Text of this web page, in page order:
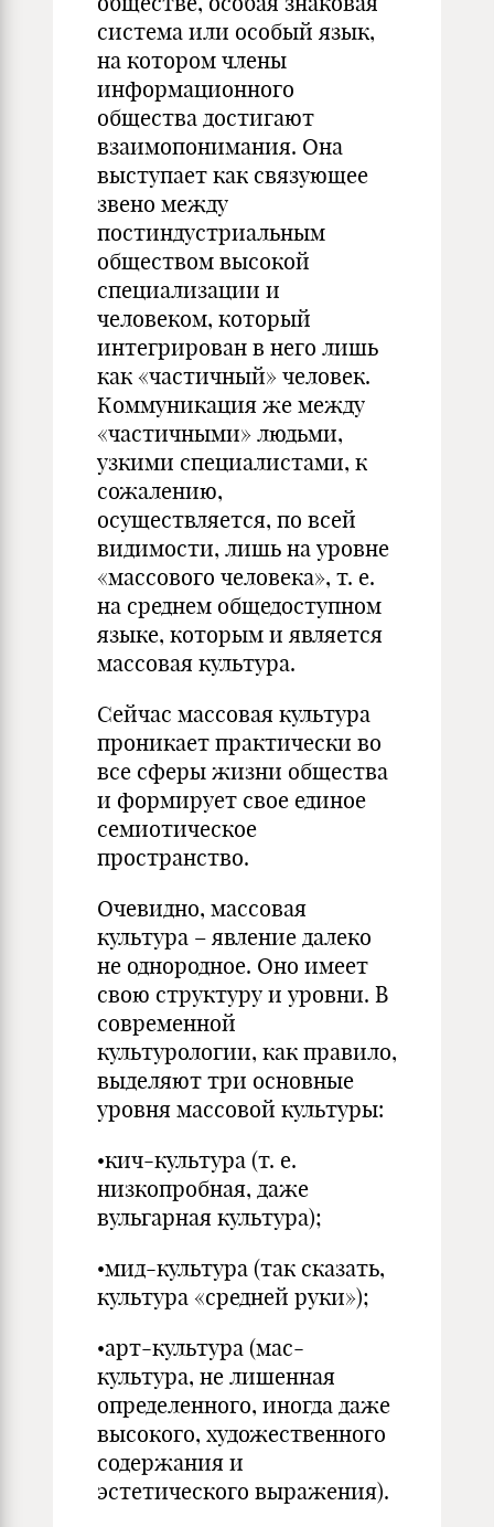
система или особый язык,
на котором члены
информационного
общества достигают
взаимопонимания. Она
выступает как связующее
звено между
постиндустриальным
обществом высокой
специализации и
человеком, который
интегрирован в него лишь
как «частичный» человек.
Коммуникация же между
«частичными» людьми,
узкими специалистами, к
сожалению,
осуществляется, по всей
видимости, лишь на уровне
«массового человека», т. е.
на среднем общедоступном
языке, которым и является
массовая культура.
Сейчас массовая культура
проникает практически во
все сферы жизни общества
и формирует свое единое
семиотическое
пространство.
Очевидно, массовая
культура – явление далеко
не однородное. Оно имеет
свою структуру и уровни. В
современной
культурологии, как правило,
выделяют три основные
уровня массовой культуры:
•кич-культура (т. е.
низкопробная, даже
вульгарная культура);
•мид-культура (так сказать,
культура «средней руки»);
•арт-культура (мас-
культура, не лишенная
определенного, иногда даже
высокого, художественного
содержания и
эстетического выражения).